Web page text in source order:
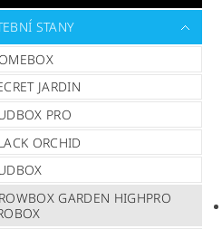
STANY
JARDIN
PRO
ORCHID
GARDEN HIGHPRO